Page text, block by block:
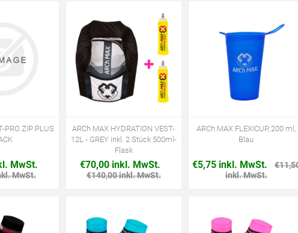
PRO ZIP PLUS
MwSt.
MwSt.
ARCh MAX HYDRATION VEST-
12L - GREY inkl. 2 Stück 500ml-
Flask
€70,00 inkl. MwSt.
€140,00 inkl. MwSt.
ARCh MAX FLEXICUP, 200 ml,
Blau
€5,75 inkl. MwSt.
inkl. MwSt.